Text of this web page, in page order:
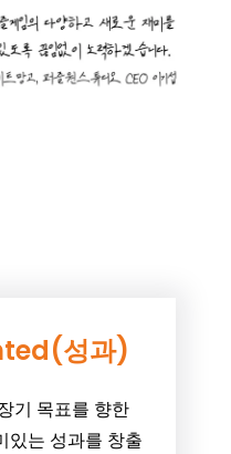
성과)
기 목표를 향한
있는 성과를 창출